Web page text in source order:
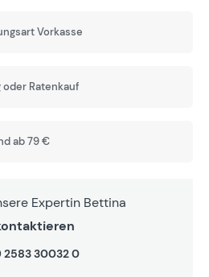
Vorkasse
oder Ratenkauf
ab 79 €
Expertin Bettina
2583 30032 0